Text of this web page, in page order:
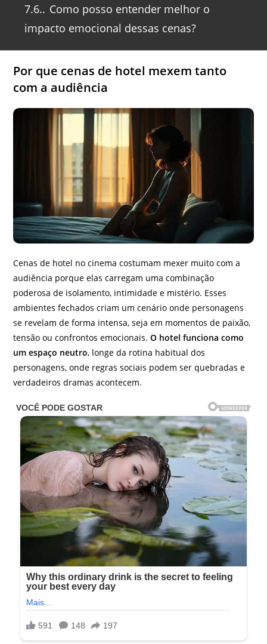
7.6. Como posso entender melhor o
impacto emocional dessas cenas?
Por que cenas de hotel mexem tanto
com a audiência
Cenas de hotel no cinema costumam mexer muito com a
audiência porque elas carregam uma combinação
poderosa de isolamento, intimidade e mistério. Esses
ambientes fechados criam um cenário onde personagens
se revelam de forma intensa, seja em momentos de paixão,
tensão ou confrontos emocionais.O hotel funciona como
um espaço neutro, longe da rotina habitual dos
personagens, onde regras sociais podem ser quebradas e
verdadeiros dramas acontecem.